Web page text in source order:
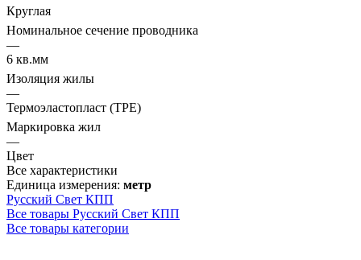
Круглая
Номинальное сечение проводника
—
6 кв.мм
Изоляция жилы
—
Термоэластопласт (TPE)
Маркировка жил
—
Цвет
Все характеристики
Единица измерения: метр
Русский Свет КПП
Все товары Русский Свет КПП
Все товары категории